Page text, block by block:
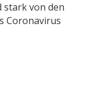
stark von den
Coronavirus